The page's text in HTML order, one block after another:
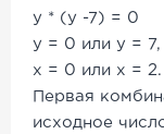
y * (y -7) = 0
y = 0 или у = 7,
х = 0 или х = 2.
Первая
исходное